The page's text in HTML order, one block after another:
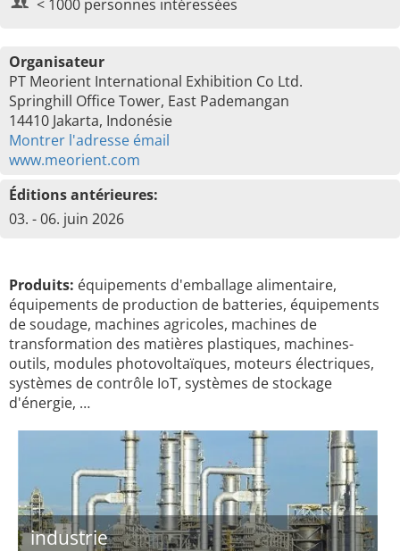
< 1000 personnes intéressées
Organisateur
PT Meorient International Exhibition Co Ltd.
Springhill Office Tower, East Pademangan
14410 Jakarta, Indonésie
Montrer l'adresse émail
www.meorient.com
Éditions antérieures:
03. - 06. juin 2026
Produits: équipements d'emballage alimentaire,
équipements de production de batteries, équipements
de soudage, machines agricoles, machines de
transformation des matières plastiques, machines-
outils, modules photovoltaïques, moteurs électriques,
systèmes de contrôle IoT, systèmes de stockage
d'énergie, …
industrie